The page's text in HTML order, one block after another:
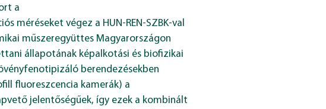
a
méréseket végez a HUN-REN-SZBK-val
műszeregyüttes Magyarországon
állapotának képalkotási és biofizikai
berendezésekben
fluoreszcencia kamerák) a
jelentőségűek, így ezek a kombinált